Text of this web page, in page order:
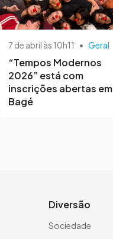
7 de abril às 10h11 • Geral
“Tempos Modernos
2026” está com
inscrições abertas em
Bagé
Diversão
Sociedade